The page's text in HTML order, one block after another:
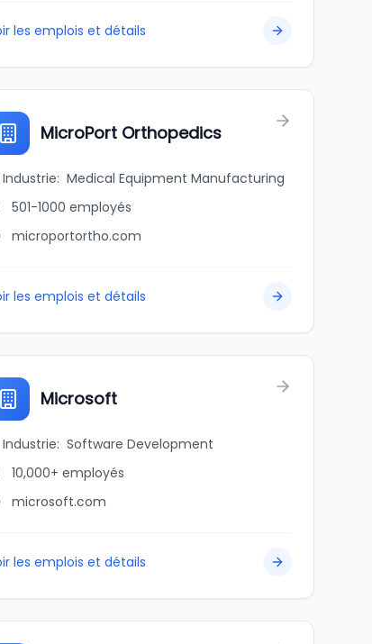
les emplois et détails
MicroPort Orthopedics
Industrie: Medical Equipment Manufacturing
501-1000 employés
microportortho.com
les emplois et détails
Microsoft
Industrie: Software Development
10,000+ employés
microsoft.com
les emplois et détails